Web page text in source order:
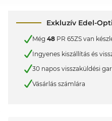
Exkluzív Edel-
Még 48 PR 65ZS van
Ingyenes kiszállítás és
30 napos visszaküldési
Vásárlás számlára